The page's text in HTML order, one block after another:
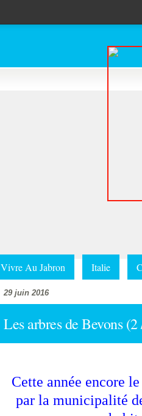
Vivre Au Jabron Italie
29 juin 2016
Les arbres de Bevons (2
Cette année encore
par la municipalité